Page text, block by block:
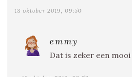
18 oktober 2019, 09:50
emmy
Dat is zeker een